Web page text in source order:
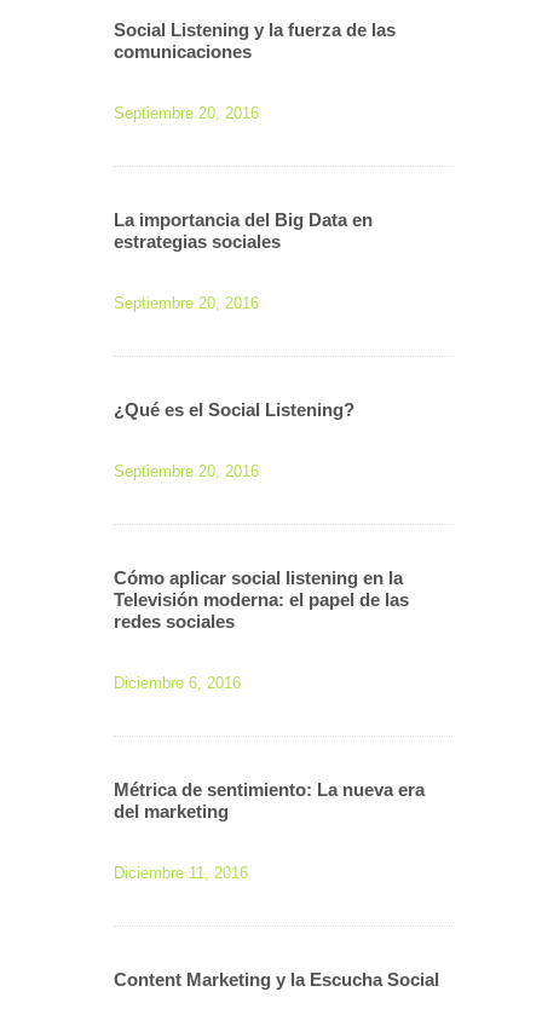
Social Listening y la fuerza de las
comunicaciones
Septiembre 20, 2016
La importancia del Big Data en
estrategias sociales
Septiembre 20, 2016
¿Qué es el Social Listening?
Septiembre 20, 2016
Cómo aplicar social listening en la
Televisión moderna: el papel de las
redes sociales
Diciembre 6, 2016
Métrica de sentimiento: La nueva era
del marketing
Diciembre 11, 2016
Content Marketing y la Escucha Social